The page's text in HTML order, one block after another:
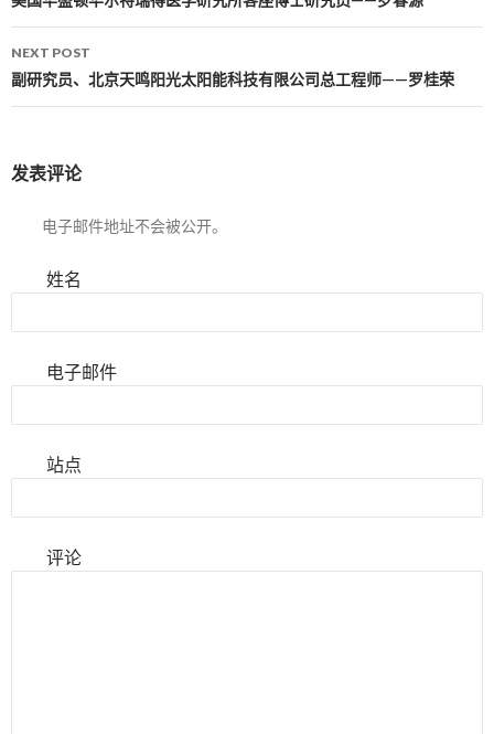
NEXT POST
副研究员、北京天鸣阳光太阳能科技有限公司总工程师——罗桂荣
发表评论
电子邮件地址不会被公开。
姓名
电子邮件
站点
评论